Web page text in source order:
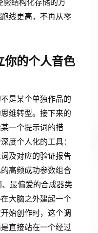
验结构化存储的方
线更高，不再从零
你的个人音色
是某个单独作品的
维转型。接下来的
一个提示词的措
度个人化的工具：
及对应的验证报告
高频成功参数组合
最偏爱的合成器类
大脑之外建起一个
始创作时，这个调
直接站在一个经过